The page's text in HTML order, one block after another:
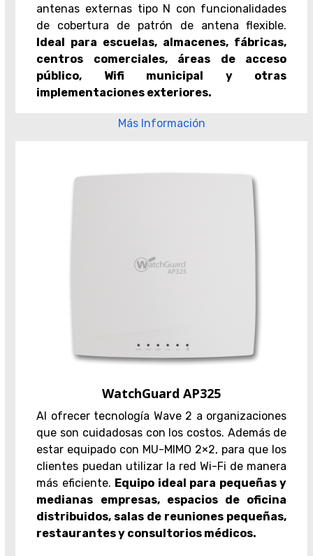
antenas externas tipo N con funcionalidades
de cobertura de patrón de antena flexible.
Ideal para escuelas, almacenes, fábricas,
centros comerciales, áreas de acceso
público, Wifi municipal y otras
implementaciones exteriores.
Más Información
WatchGuard AP325
Al ofrecer tecnología Wave 2 a organizaciones
que son cuidadosas con los costos. Además de
estar equipado con MU-MIMO 2×2, para que los
clientes puedan utilizar la red Wi-Fi de manera
más eficiente. Equipo ideal para pequeñas y
medianas empresas, espacios de oficina
distribuidos, salas de reuniones pequeñas,
restaurantes y consultorios médicos.